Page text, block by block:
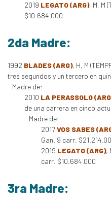
2019 LEGATO (ARG), M, M
$10.684.000
2da Madre:
1992 BLADES (ARG), H, M
tres segundos y un tercero en
Madre de:
2010 LA PERASSOLO
de una carrera en cinco
Madre de:
2017VOS SABES
Gan. 9 carr.
2019 LEGATO (ARG),
carr. $10.684.000
3ra Madre: